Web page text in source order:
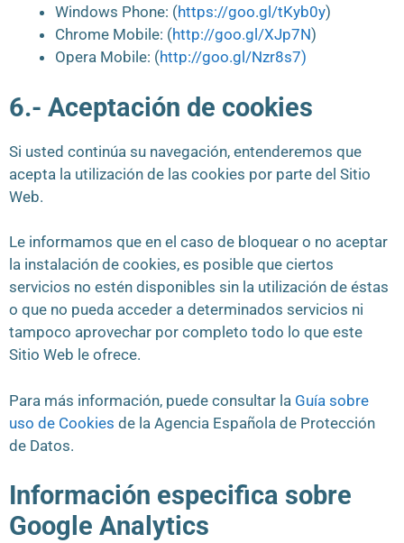
Windows Phone: (https://goo.gl/tKyb0y)
Chrome Mobile: (http://goo.gl/XJp7N)
Opera Mobile: (http://goo.gl/Nzr8s7)
6.- Aceptación de cookies
Si usted continúa su navegación, entenderemos que
acepta la utilización de las cookies por parte del Sitio
Web.
Le informamos que en el caso de bloquear o no aceptar
la instalación de cookies, es posible que ciertos
servicios no estén disponibles sin la utilización de éstas
o que no pueda acceder a determinados servicios ni
tampoco aprovechar por completo todo lo que este
Sitio Web le ofrece.
Para más información, puede consultar la Guía sobre
uso de Cookies de la Agencia Española de Protección
de Datos.
Información especifica sobre
Google Analytics